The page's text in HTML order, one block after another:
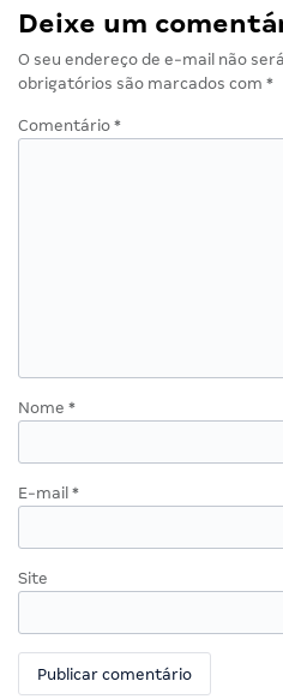
Deixe um
O seu endereço de e-mail não
obrigatórios são marcados com *
Comentário *
Nome *
E-mail *
Site